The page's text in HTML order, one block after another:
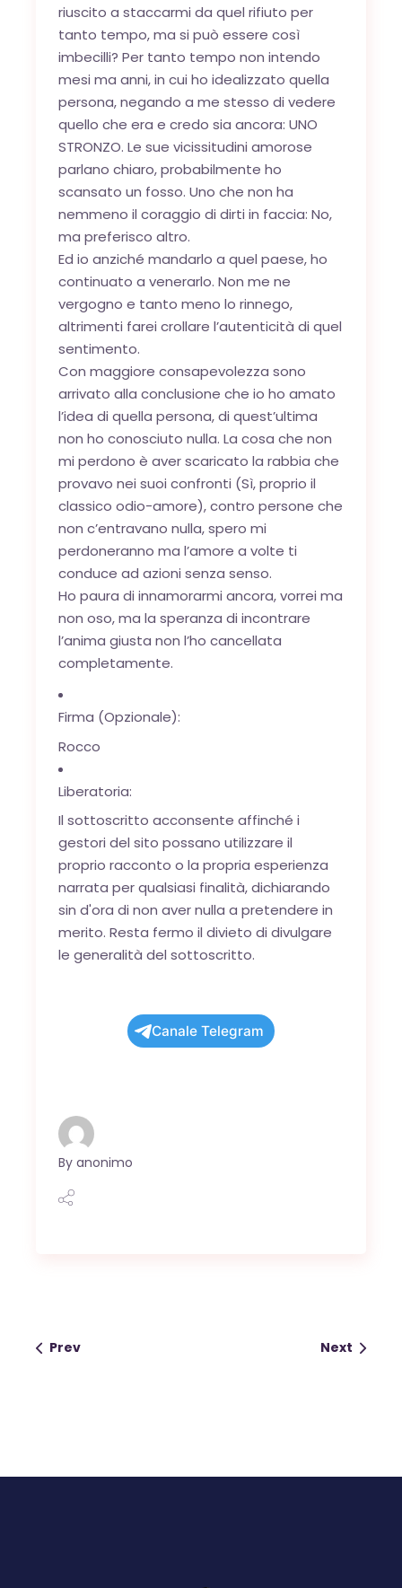
riuscito a staccarmi da quel rifiuto per
tanto tempo, ma si può essere così
imbecilli? Per tanto tempo non intendo
mesi ma anni, in cui ho idealizzato quella
persona, negando a me stesso di vedere
quello che era e credo sia ancora: UNO
STRONZO. Le sue vicissitudini amorose
parlano chiaro, probabilmente ho
scansato un fosso. Uno che non ha
nemmeno il coraggio di dirti in faccia: No,
ma preferisco altro.
Ed io anziché mandarlo a quel paese, ho
continuato a venerarlo. Non me ne
vergogno e tanto meno lo rinnego,
altrimenti farei crollare l’autenticità di quel
sentimento.
Con maggiore consapevolezza sono
arrivato alla conclusione che io ho amato
l’idea di quella persona, di quest’ultima
non ho conosciuto nulla. La cosa che non
mi perdono è aver scaricato la rabbia che
provavo nei suoi confronti (Sì, proprio il
classico odio-amore), contro persone che
non c’entravano nulla, spero mi
perdoneranno ma l’amore a volte ti
conduce ad azioni senza senso.
Ho paura di innamorarmi ancora, vorrei ma
non oso, ma la speranza di incontrare
l’anima giusta non l’ho cancellata
completamente.
Firma (Opzionale):
Rocco
Liberatoria:
Il sottoscritto acconsente affinché i
gestori del sito possano utilizzare il
proprio racconto o la propria esperienza
narrata per qualsiasi finalità, dichiarando
sin d'ora di non aver nulla a pretendere in
merito. Resta fermo il divieto di divulgare
le generalità del sottoscritto.
Canale Telegram
By anonimo
Prev Next